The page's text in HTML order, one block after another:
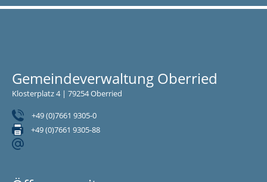
Gemeindeverwaltung Oberried
Klosterplatz 4 | 79254 Oberried
+49 (0)7661 9305-0
+49 (0)7661 9305-88